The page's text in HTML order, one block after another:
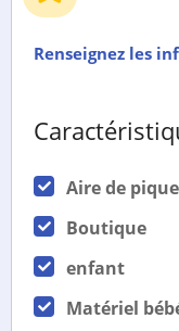
Renseignez les
Aire de
Boutique
enfant
Matériel